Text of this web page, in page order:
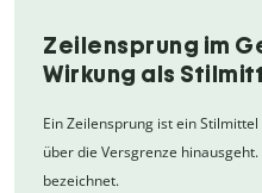
Zeilensprung im
Wirkung als
Ein Zeilensprung ist ein
über die Versgrenze hinausgeht.
bezeichnet.